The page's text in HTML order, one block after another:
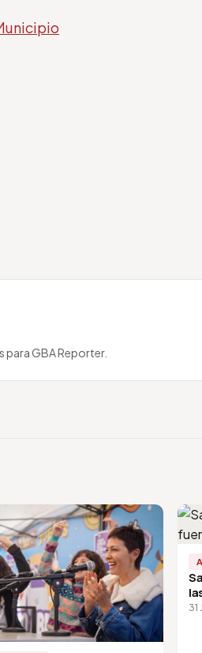
para GBA Reporter.
31